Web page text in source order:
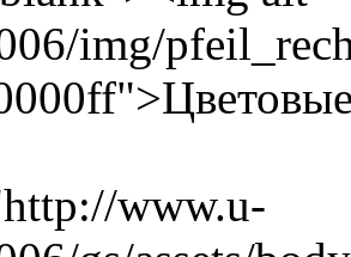
img/
www.u-